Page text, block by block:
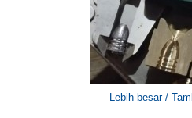
Lebih besar /